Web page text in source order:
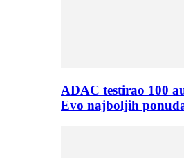
ADAC testirao 100
Evo najboljih